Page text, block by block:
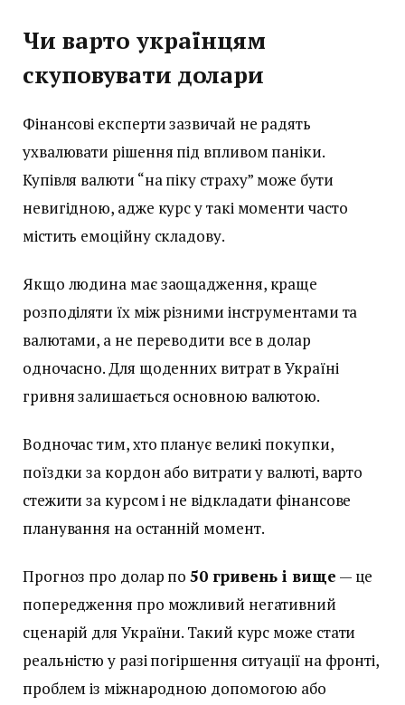
Чи варто українцям
скуповувати долари
Фінансові експерти зазвичай не радять
ухвалювати рішення під впливом паніки.
Купівля валюти “на піку страху” може бути
невигідною, адже курс у такі моменти часто
містить емоційну складову.
Якщо людина має заощадження, краще
розподіляти їх між різними інструментами та
валютами, а не переводити все в долар
одночасно. Для щоденних витрат в Україні
гривня залишається основною валютою.
Водночас тим, хто планує великі покупки,
поїздки за кордон або витрати у валюті, варто
стежити за курсом і не відкладати фінансове
планування на останній момент.
Прогноз про долар по50 гривень і вище — це
попередження про можливий негативний
сценарій для України. Такий курс може стати
реальністю у разі погіршення ситуації на фронті,
проблем із міжнародною допомогою або